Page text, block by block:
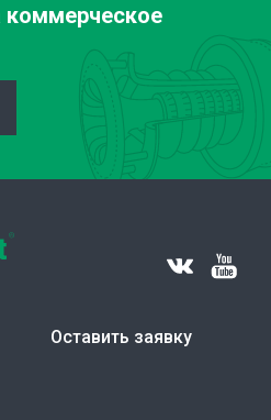
коммерческое
Оставить заявку